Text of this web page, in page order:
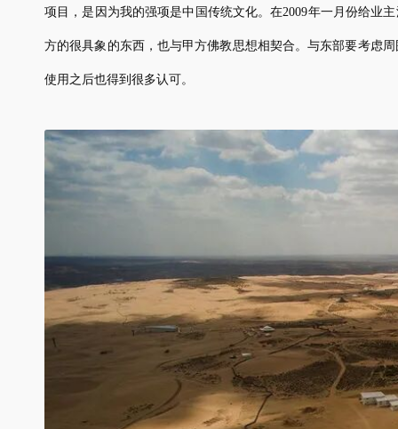
项目，是因为我的强项是中国传统文化。在2009年一月份给业
方的很具象的东西，也与甲方佛教思想相契合。与东部要考虑
使用之后也得到很多认可。